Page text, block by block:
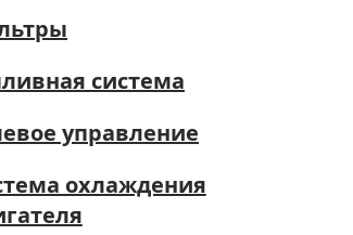
система
управление
охлаждения